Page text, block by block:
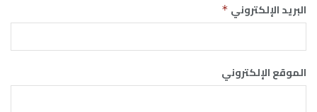
البريد الإلكتروني *
الموقع الإلكتروني